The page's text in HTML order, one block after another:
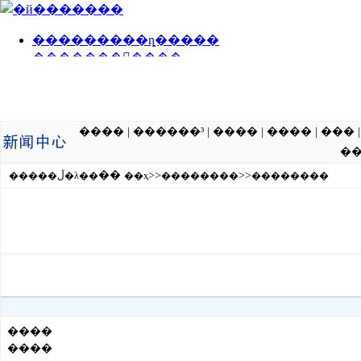
���� ������³ ���� ���� ���
�����ڵ�λ���� ��ҳ>>��������>>��������
����
����